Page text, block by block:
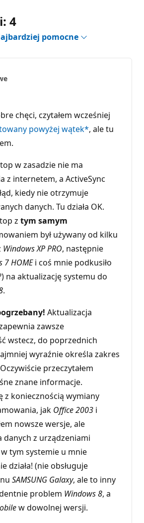
4
pomocne
chęci, czytałem wcześniej
powyżej wątek*, ale tu
w zasadzie nie ma
z internetem, a ActiveSync
kiedy nie otrzymuje
danych. Tu działa OK.
z tym samym
był używany od kilku
Windows XP PRO, następnie
7 HOMEi coś mnie podkusiło
na aktualizację systemu do
.
Aktualizacja
zawsze
wstecz, do poprzednich
wyraźnie określa zakres
przeczytałem
znane informacje.
z koniecznością wymiany
jak Office 2003 i
nowsze wersje, ale
danych z urządzeniami
tym systemie u mnie
działa! (nie obsługuje
SAMSUNG Galaxy, ale to inny
problem Windows 8, a
w dowolnej wersji.